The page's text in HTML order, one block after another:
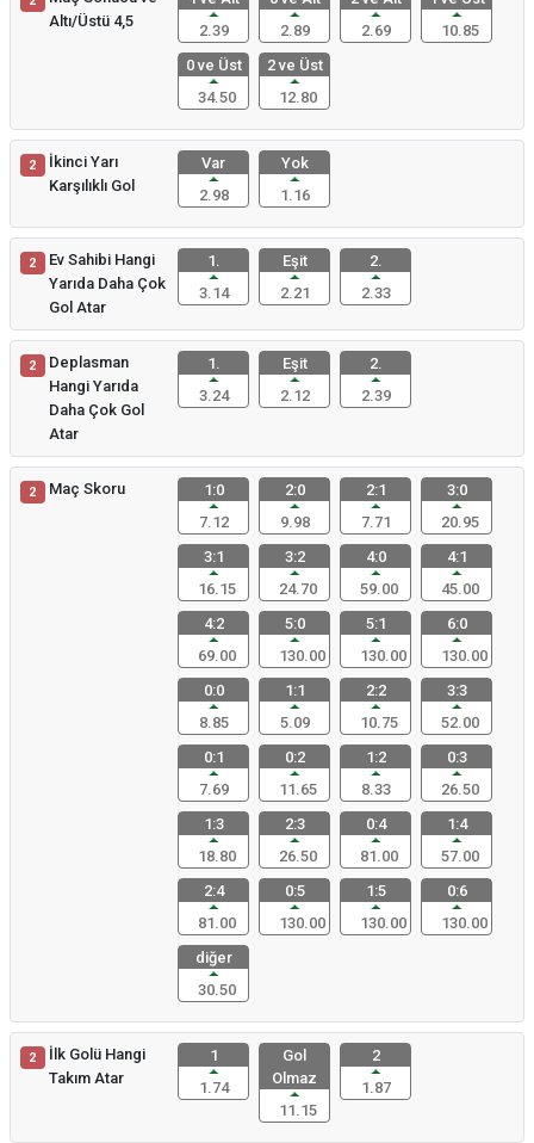
Altı/Üstü 4,5
2.39
2.89
2.69
10.85
0 ve Üst
34.50
2 ve Üst
12.80
2
İkinci Yarı
Karşılıklı Gol
Var
2.98
Yok
1.16
2
Ev Sahibi Hangi
Yarıda Daha Çok
Gol Atar
1.
3.14
Eşit
2.21
2.
2.33
2
Deplasman
Hangi Yarıda
Daha Çok Gol
Atar
1.
3.24
Eşit
2.12
2.
2.39
2 Maç Skoru
1:0
7.12
2:0
9.98
2:1
7.71
3:0
20.95
3:1
16.15
3:2
24.70
4:0
59.00
4:1
45.00
4:2
69.00
5:0
130.00
5:1
130.00
6:0
130.00
0:0
8.85
1:1
5.09
2:2
10.75
3:3
52.00
0:1
7.69
0:2
11.65
1:2
8.33
0:3
26.50
1:3
18.80
2:3
26.50
0:4
81.00
1:4
57.00
2:4
81.00
0:5
130.00
1:5
130.00
0:6
130.00
diğer
30.50
2
İlk Golü Hangi
Takım Atar
1
1.74
Gol
Olmaz
11.15
2
1.87